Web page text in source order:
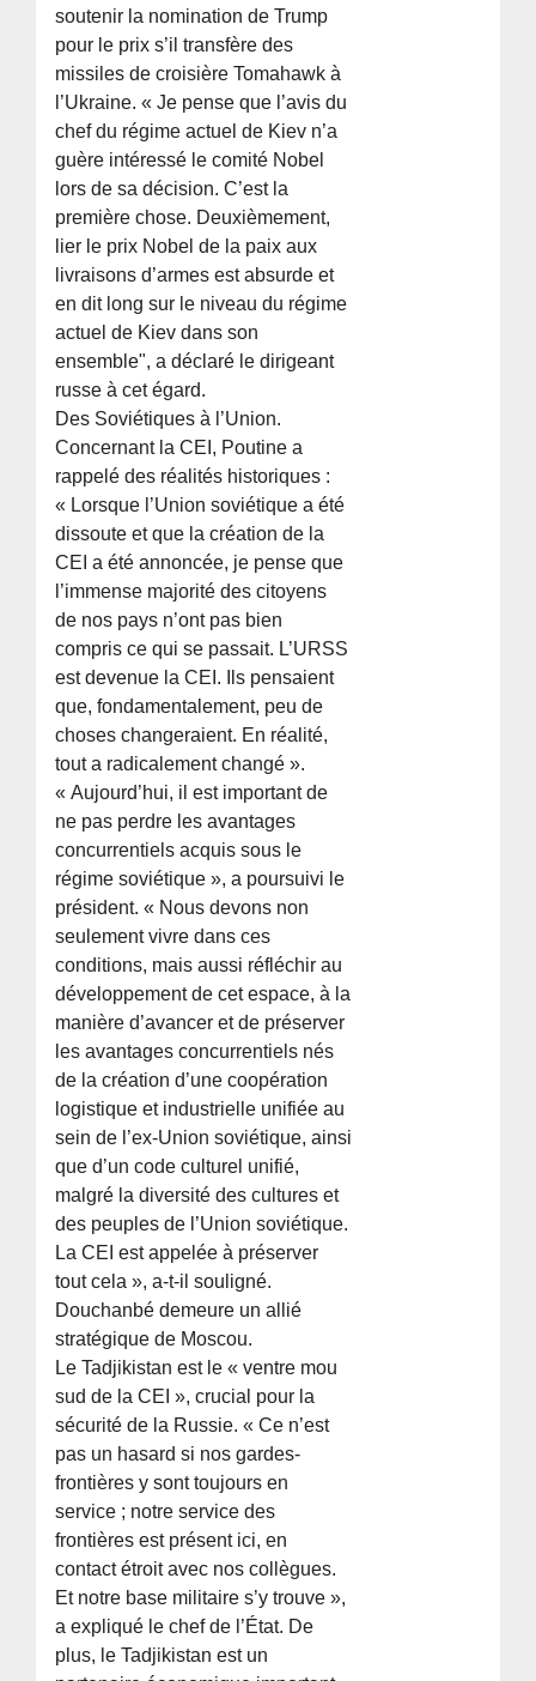
soutenir la nomination de Trump
pour le prix s’il transfère des
missiles de croisière Tomahawk à
l’Ukraine. « Je pense que l’avis du
chef du régime actuel de Kiev n’a
guère intéressé le comité Nobel
lors de sa décision. C’est la
première chose. Deuxièmement,
lier le prix Nobel de la paix aux
livraisons d’armes est absurde et
en dit long sur le niveau du régime
actuel de Kiev dans son
ensemble", a déclaré le dirigeant
russe à cet égard.
Des Soviétiques à l’Union.
Concernant la CEI, Poutine a
rappelé des réalités historiques :
« Lorsque l’Union soviétique a été
dissoute et que la création de la
CEI a été annoncée, je pense que
l’immense majorité des citoyens
de nos pays n’ont pas bien
compris ce qui se passait. L’URSS
est devenue la CEI. Ils pensaient
que, fondamentalement, peu de
choses changeraient. En réalité,
tout a radicalement changé ».
« Aujourd’hui, il est important de
ne pas perdre les avantages
concurrentiels acquis sous le
régime soviétique », a poursuivi le
président. « Nous devons non
seulement vivre dans ces
conditions, mais aussi réfléchir au
développement de cet espace, à la
manière d’avancer et de préserver
les avantages concurrentiels nés
de la création d’une coopération
logistique et industrielle unifiée au
sein de l’ex-Union soviétique, ainsi
que d’un code culturel unifié,
malgré la diversité des cultures et
des peuples de l’Union soviétique.
La CEI est appelée à préserver
tout cela », a-t-il souligné.
Douchanbé demeure un allié
stratégique de Moscou.
Le Tadjikistan est le « ventre mou
sud de la CEI », crucial pour la
sécurité de la Russie. « Ce n’est
pas un hasard si nos gardes-
frontières y sont toujours en
service ; notre service des
frontières est présent ici, en
contact étroit avec nos collègues.
Et notre base militaire s’y trouve »,
a expliqué le chef de l’État. De
plus, le Tadjikistan est un